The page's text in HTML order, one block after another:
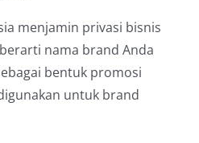
menjamin privasi bisnis
nama brand Anda
bentuk promosi
untuk brand